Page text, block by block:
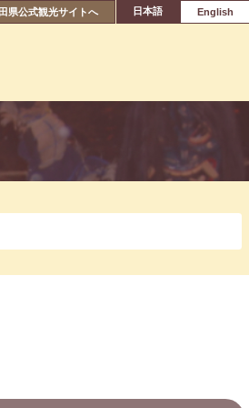
県公式観光サイトへ 日本語 English